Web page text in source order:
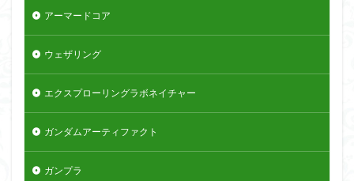
アーマードコア
ウェザリング
エクスプローリングラボネイチャー
ガンダムアーティファクト
ガンプラ